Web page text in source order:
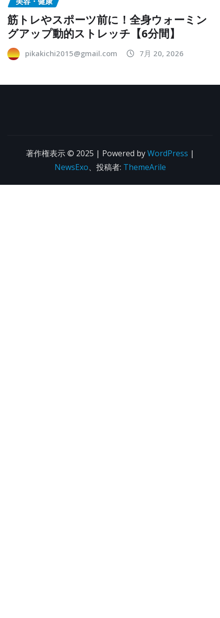
筋トレやスポーツ前に！全身ウォーミン
グアップ動的ストレッチ【6分間】
pikakichi2015@gmail.com 7月 20, 2026
著作権表示 © 2025 | Powered byWordPress |
NewsExo、投稿者: ThemeArile